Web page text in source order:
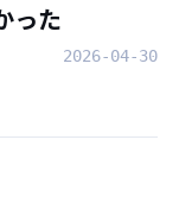
った
2026-04-30